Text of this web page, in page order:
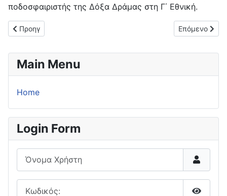
ποδοσφαιριστής της Δόξα Δράμας στη Γ΄ Εθνική.
Προηγούμενο άρθρο: Ο Σταμάτης Κουλούρης νέος
Προηγ Επόμενο
Επόμενο
Main Menu
Home
Login Form
Όνομα Χρήστη